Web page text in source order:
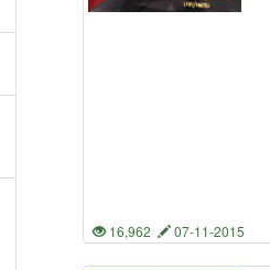
16,962 07-11-2015